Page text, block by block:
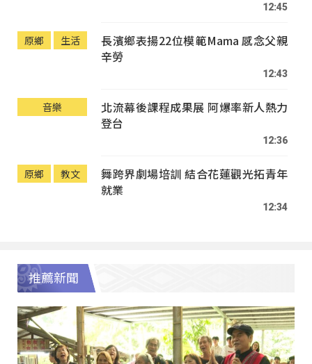
12:45
原鄉 生活
長濱鄉表揚22位模範Mama 感念父親
辛勞
12:43
音樂
北流幕後課程成果展 阿爆率新人熱力
登台
12:36
原鄉 教文
舞跨界劇場培訓 結合花蓮觀光拓青年
就業
12:34
推薦新聞